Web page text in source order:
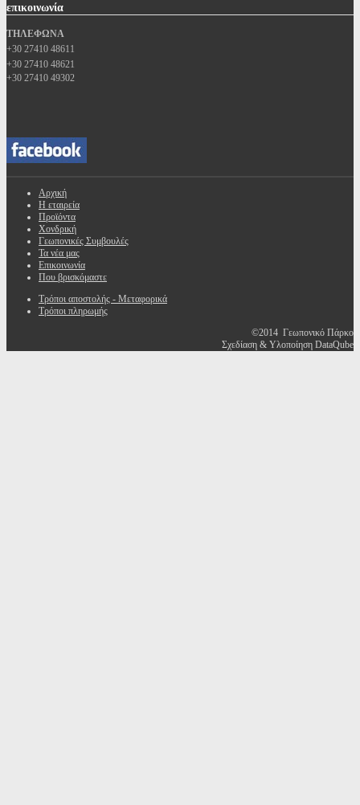
επικοινωνία
ΤΗΛΕΦΩΝΑ
+30 27410 48611
+30 27410 48621
+30 27410 49302
Αρχική
Η εταιρεία
Προϊόντα
Χονδρική
Γεωπονικές Συμβουλές
Τα νέα μας
Επικοινωνία
Που βρισκόμαστε
Τρόποι αποστολής - Μεταφορικά
Τρόποι πληρωμής
©2014 Γεωπονικό Πάρκο
Σχεδίαση & Υλοποίηση DataQube